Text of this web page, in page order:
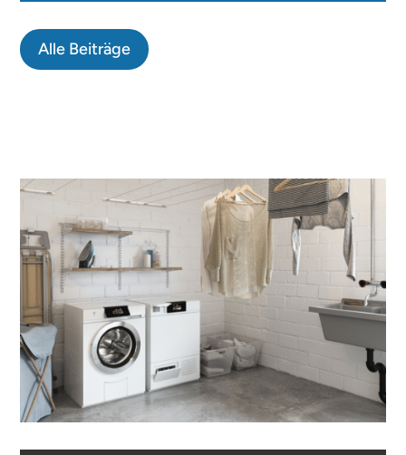
Alle Beiträge